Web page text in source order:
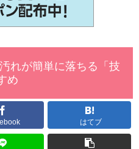
れが簡単に落ちる「技
め
はてブ